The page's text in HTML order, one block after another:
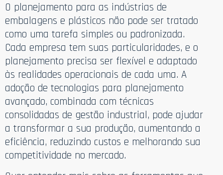
O planejamento para as indústrias de
embalagens e plásticos não pode ser tratado
como uma tarefa simples ou padronizada.
Cada empresa tem suas particularidades, e o
planejamento precisa ser flexível e adaptado
às realidades operacionais de cada uma. A
adoção de tecnologias para planejamento
avançado, combinada com técnicas
consolidadas de gestão industrial, pode ajudar
a transformar a sua produção, aumentando a
eficiência, reduzindo custos e melhorando sua
competitividade no mercado.